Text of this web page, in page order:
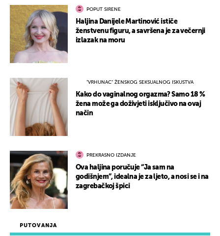
PUTOVANJA
POPUT SIRENE
Haljina Danijele Martinović ističe
ženstvenu figuru, a savršena je za večernji
izlazak na moru
"VRHUNAC" ŽENSKOG SEKSUALNOG ISKUSTVA
Kako do vaginalnog orgazma? Samo 18 %
žena može ga doživjeti isključivo na ovaj
način
PREKRASNO IZDANJE
Ova haljina poručuje “Ja sam na
godišnjem”, idealna je za ljeto, a nosi se i na
zagrebačkoj špici